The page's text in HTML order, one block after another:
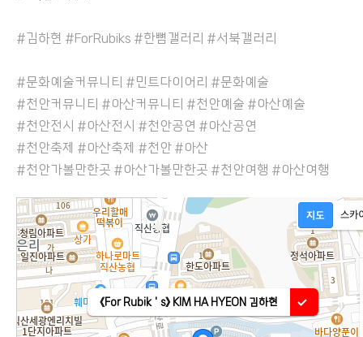
#김하현 #ForRubiks #한뼘갤러리 #서북갤러리
#문화예술커뮤니티 #민트다이어리 #문화예술
#천안커뮤니티 #아산커뮤니티 #천안예술 #아산예술
#천안전시 #아산전시 #천안공연 #아산공연
#천안축제 #아산축제 #천안 #아산
#천안가볼만한곳 #아산가볼만한곳 #천안여행 #아산여행
《For Rubik＇s》 KIM HA HYEON 김하현